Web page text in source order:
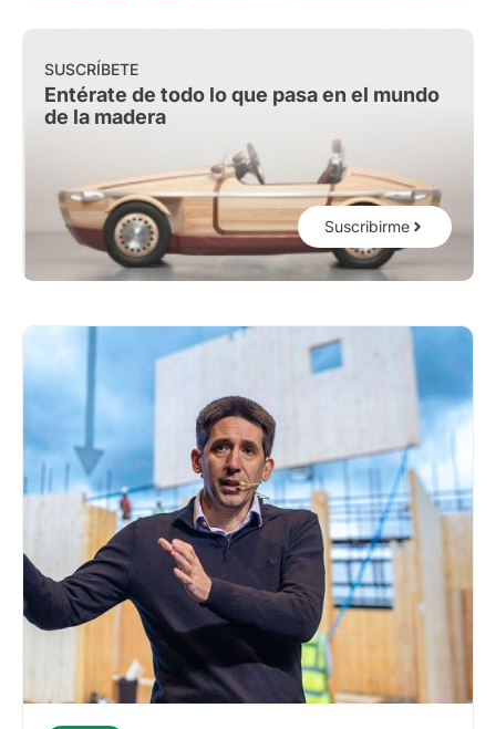
SUSCRÍBETE
Entérate de todo lo que pasa en el mundo
de la madera
Suscribirme